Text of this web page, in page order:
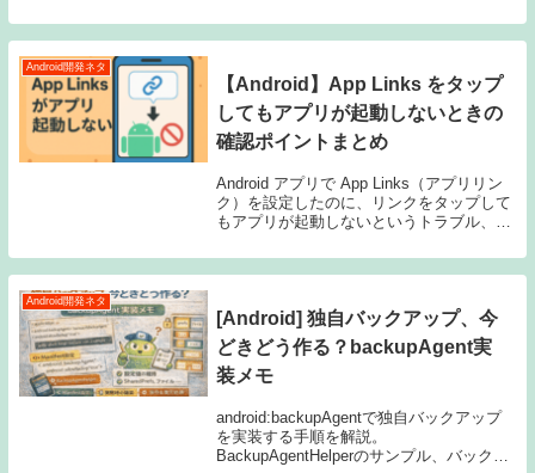
getC...
Android開発ネタ
【Android】App Links をタップ
してもアプリが起動しないときの
確認ポイントまとめ
Android アプリで App Links（アプリリン
ク）を設定したのに、リンクをタップして
もアプリが起動しないというトラブル、か
装ミス」「サーバー設定」「端末側の状
態」など原因が多岐にわたり、どこか...
Android開発ネタ
[Android] 独自バックアップ、今
どきどう作る？backupAgent実
装メモ
android:backupAgentで独自バックアップ
を実装する手順を解説。
BackupAgentHelperのサンプル、バックア